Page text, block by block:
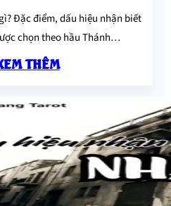
Đặc điểm, dấu hiệu nhận biết
chọn theo hầu Thánh…
THÊM